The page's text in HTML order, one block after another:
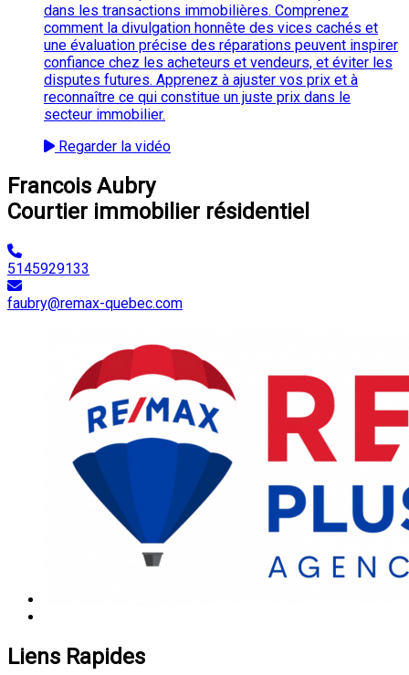
dans les transactions immobilières. Comprenez
comment la divulgation honnête des vices cachés et
une évaluation précise des réparations peuvent inspirer
confiance chez les acheteurs et vendeurs, et éviter les
disputes futures. Apprenez à ajuster vos prix et à
reconnaître ce qui constitue un juste prix dans le
secteur immobilier.
Regarder la vidéo
Francois Aubry
Courtier immobilier résidentiel
5145929133
faubry@remax-quebec.com
Liens Rapides